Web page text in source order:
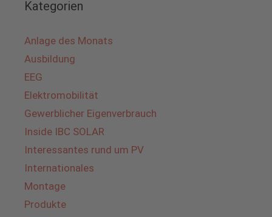
Kategorien
Anlage des Monats
Ausbildung
EEG
Elektromobilität
Gewerblicher Eigenverbrauch
Inside IBC SOLAR
Interessantes rund um PV
Internationales
Montage
Produkte